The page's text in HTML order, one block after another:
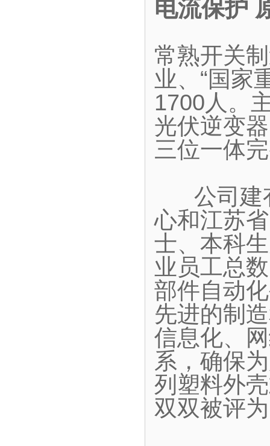
电流保护
常熟开关
业、“国家
1700人。
光伏逆变
三位一体
公司建
心和江苏
士、本科
业员工总
部件自动
先进的制
信息化、
系，确保
列塑料外
双双被评